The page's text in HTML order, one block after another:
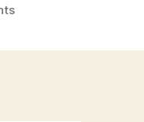
on